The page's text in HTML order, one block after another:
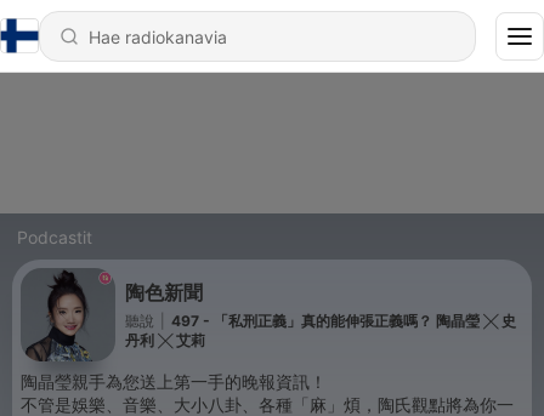
Podcastit
陶色新聞
聽說
497 - 「私刑正義」真的能伸張正義嗎？ 陶晶瑩 ╳ 史
丹利 ╳ 艾莉
陶晶瑩親手為您送上第一手的晚報資訊！
不管是娛樂、音樂、大小八卦、各種「麻」煩，陶氏觀點將為你一